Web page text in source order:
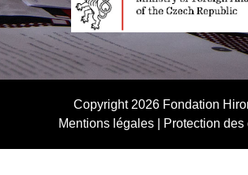
Copyright 2026 Fondation
Mentions légales| Protection des